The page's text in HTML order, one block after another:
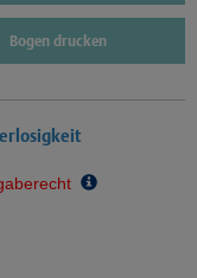
Bogen drucken